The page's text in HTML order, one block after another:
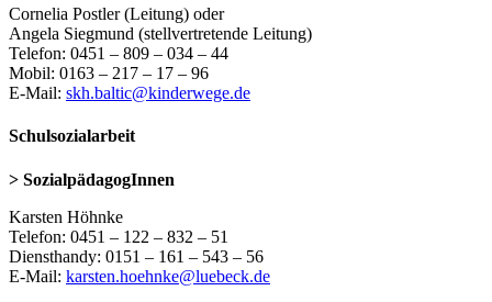
Cornelia Postler (Leitung) oder
Angela Siegmund (stellvertretende Leitung)
Telefon: 0451 – 809 – 034 – 44
Mobil: 0163 – 217 – 17 – 96
E-Mail: skh.baltic@kinderwege.de
Schulsozialarbeit
> SozialpädagogInnen
Karsten Höhnke
Telefon: 0451 – 122 – 832 – 51
Diensthandy: 0151 – 161 – 543 – 56
E-Mail: karsten.hoehnke@luebeck.de